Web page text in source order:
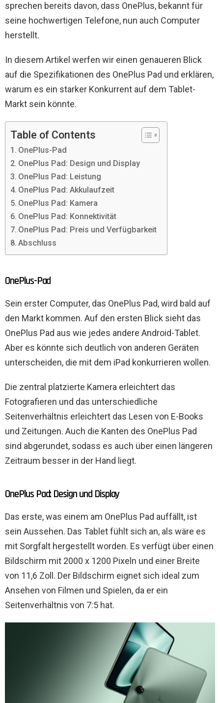
sprechen bereits davon, dass OnePlus, bekannt für
seine hochwertigen Telefone, nun auch Computer
herstellt.
In diesem Artikel werfen wir einen genaueren Blick
auf die Spezifikationen des OnePlus Pad und erklären,
warum es ein starker Konkurrent auf dem Tablet-
Markt sein könnte.
Table of Contents
OnePlus-Pad
OnePlus Pad: Design und Display
OnePlus Pad: Leistung
OnePlus Pad: Akkulaufzeit
OnePlus Pad: Kamera
OnePlus Pad: Konnektivität
OnePlus Pad: Preis und Verfügbarkeit
Abschluss
OnePlus-Pad
Sein erster Computer, das OnePlus Pad, wird bald auf
den Markt kommen. Auf den ersten Blick sieht das
OnePlus Pad aus wie jedes andere Android-Tablet.
Aber es könnte sich deutlich von anderen Geräten
unterscheiden, die mit dem iPad konkurrieren wollen.
Die zentral platzierte Kamera erleichtert das
Fotografieren und das unterschiedliche
Seitenverhältnis erleichtert das Lesen von E-Books
und Zeitungen. Auch die Kanten des OnePlus Pad
sind abgerundet, sodass es auch über einen längeren
Zeitraum besser in der Hand liegt.
OnePlus Pad: Design und Display
Das erste, was einem am OnePlus Pad auffällt, ist
sein Aussehen. Das Tablet fühlt sich an, als wäre es
mit Sorgfalt hergestellt worden. Es verfügt über einen
Bildschirm mit 2000 x 1200 Pixeln und einer Breite
von 11,6 Zoll. Der Bildschirm eignet sich ideal zum
Ansehen von Filmen und Spielen, da er ein
Seitenverhältnis von 7:5 hat.